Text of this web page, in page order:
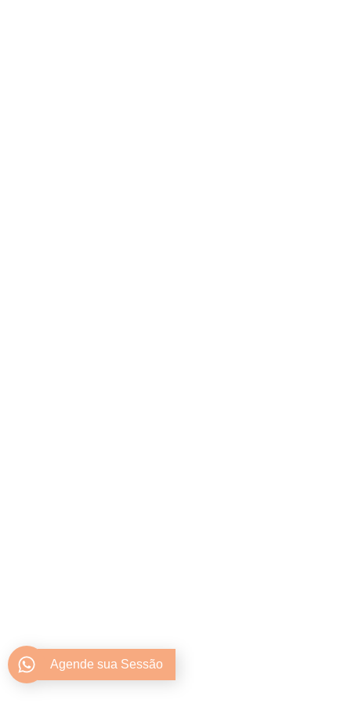
Agende sua Sessão